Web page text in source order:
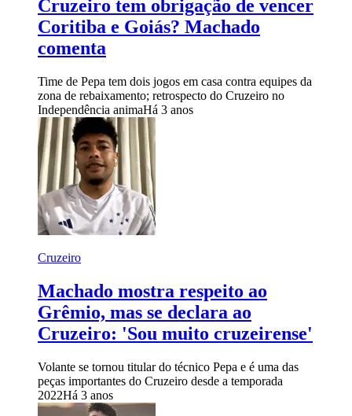
Cruzeiro tem obrigação de vencer
Coritiba e Goiás? Machado
comenta
Time de Pepa tem dois jogos em casa contra equipes da
zona de rebaixamento; retrospecto do Cruzeiro no
Independência animaHá 3 anos
Cruzeiro
Machado mostra respeito ao
Grêmio, mas se declara ao
Cruzeiro: 'Sou muito cruzeirense'
Volante se tornou titular do técnico Pepa e é uma das
peças importantes do Cruzeiro desde a temporada
2022Há 3 anos